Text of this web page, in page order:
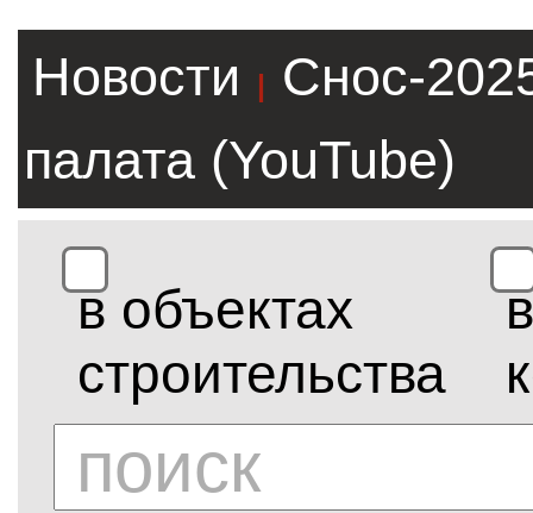
Новости |
Снос-
палата (YouTube)
в объектах
строительства
в